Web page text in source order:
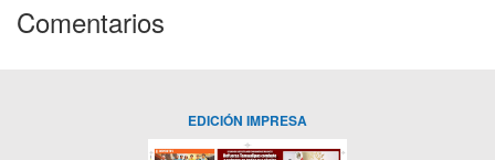
Comentarios
EDICIÓN IMPRESA